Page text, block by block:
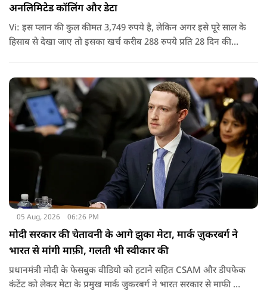
अनलिमिटेड कॉलिंग और डेटा
Vi: इस प्लान की कुल कीमत 3,749 रुपये है, लेकिन अगर इसे पूरे साल के
हिसाब से देखा जाए तो इसका खर्च करीब 288 रुपये प्रति 28 दिन की
05 Aug, 2026 06:26 PM
मोदी सरकार की चेतावनी के आगे झुका मेटा, मार्क ज़ुकरबर्ग ने
भारत से मांगी माफ़ी, गलती भी स्वीकार की
प्रधानमंत्री मोदी के फेसबुक वीडियो को हटाने सहित CSAM और डीपफेक
कंटेंट को लेकर मेटा के प्रमुख मार्क जुकरबर्ग ने भारत सरकार से माफी मांग